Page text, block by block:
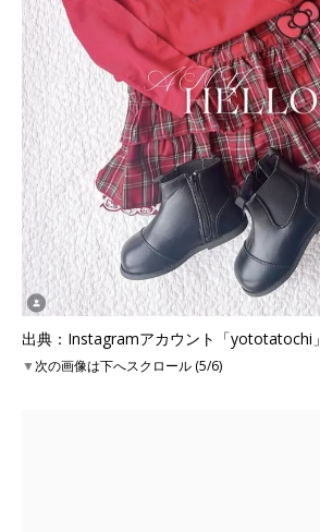
出典：Instagramアカウント「yototatochi」
▼次の画像は下へスクロール (5/6)